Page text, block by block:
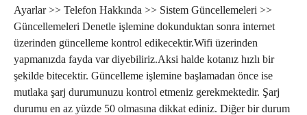
Ayarlar >> Telefon Hakkında >> Sistem Güncellemeleri >>
Güncellemeleri Denetle işlemine dokunduktan sonra internet
üzerinden güncelleme kontrol edikecektir.Wifi üzerinden
yapmanızda fayda var diyebiliriz.Aksi halde kotanız hızlı bir
şekilde bitecektir. Güncelleme işlemine başlamadan önce ise
mutlaka şarj durumunuzu kontrol etmeniz gerekmektedir. Şarj
durumu en az yüzde 50 olmasına dikkat ediniz. Diğer bir durum